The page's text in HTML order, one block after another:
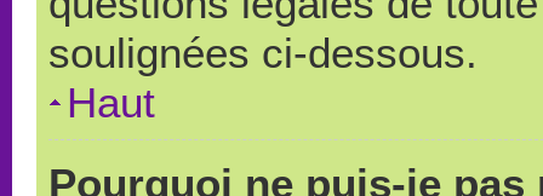
soulignées ci-dessous.
Haut
Pourquoi ne puis-je pas